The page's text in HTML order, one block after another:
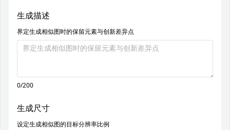
生成描述
界定生成相似图时的保留元素与创新差异点
0/200
生成尺寸
设定生成相似图的目标分辨率比例